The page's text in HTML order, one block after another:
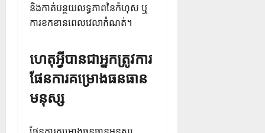
និងកាត់បន្ថយលទ្ធភាពនៃកំហុស ឬ
ការខកខានពេលវេលាកំណត់។
ហេតុអ្វីបានជាអ្នកត្រូវការ
ផែនការគម្រោងធនធាន
មនុស្ស